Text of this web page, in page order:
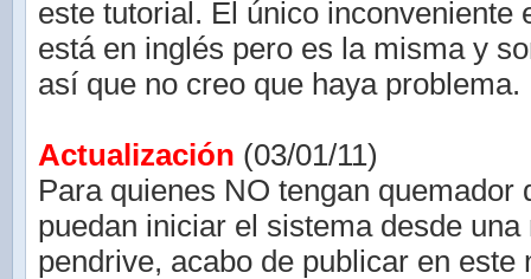
este tutorial. El único inconveniente
está en inglés pero es la misma y
así que no creo que haya problema.
Actualización (03/01/11)
Para quienes NO tengan quemador
puedan iniciar el sistema desde
pendrive, acabo de publicar en este